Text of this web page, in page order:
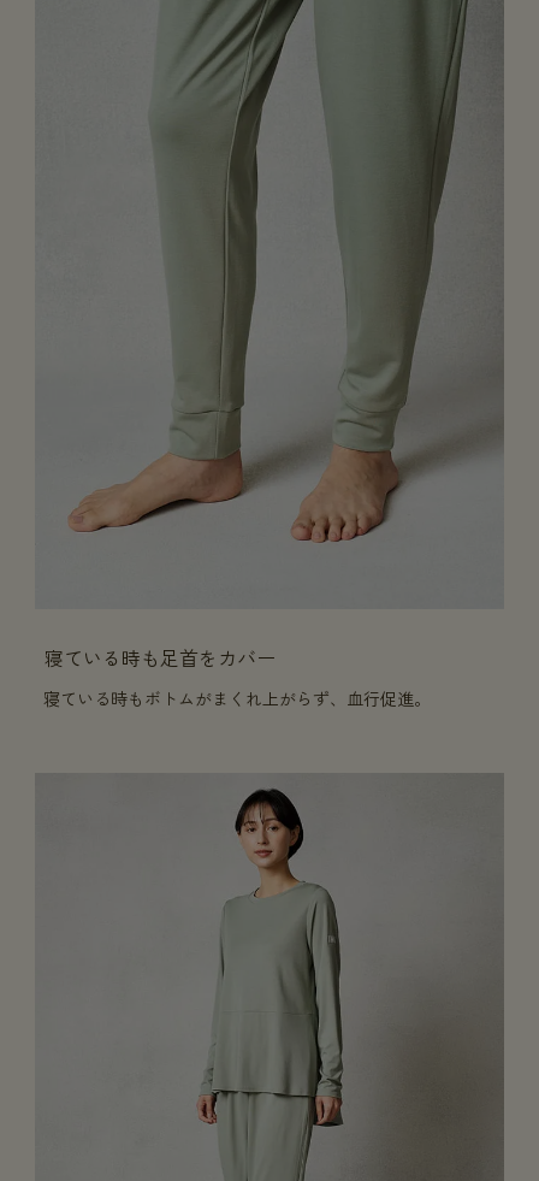
寝ている時も足首をカバー
寝ている時もボトムがまくれ上がらず、血行促進。